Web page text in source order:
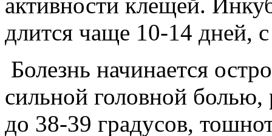
длится чаще 10-14 дней,
Болезнь начинается
сильной головной
до 38-39 градусов,